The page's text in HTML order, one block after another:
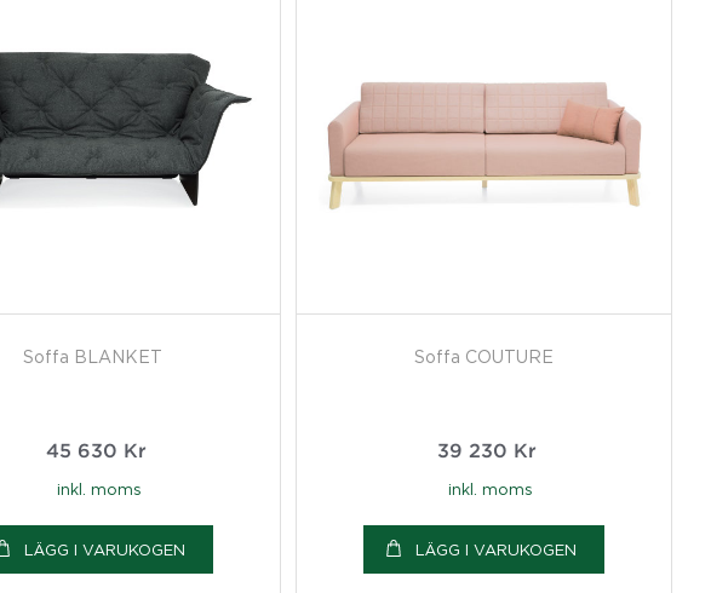
Soffa BLANKET
45 630 Kr
inkl. moms
LÄGG I VARUKOGEN
Soffa COUTURE
39 230 Kr
inkl. moms
LÄGG I VARUKOGEN